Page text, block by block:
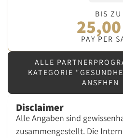
BIS ZU
PAY PER
ALLE
KATEGORIE
ANSEHEN
Disclaimer
Alle Angaben sind
zusammengestellt. Die